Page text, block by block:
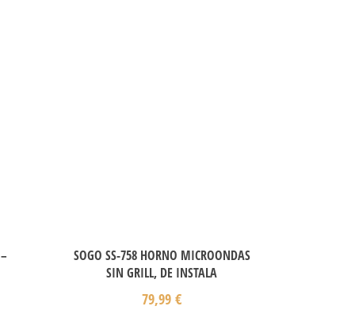
SOGO SS-758 HORNO MICROONDAS
SIN GRILL, DE INSTALA
79,99€